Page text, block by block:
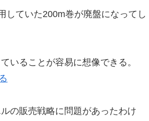
していた200m巻が廃盤になってし
いることが容易に想像できる。
の販売戦略に問題があったわけ